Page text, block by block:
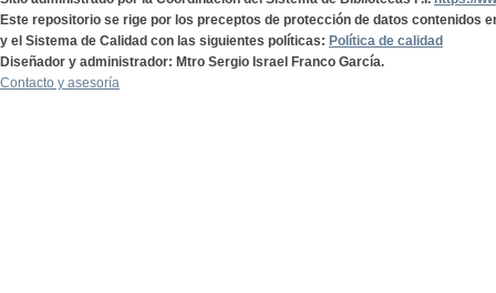
Este repositorio se rige por los preceptos de protección de datos contenidos
y el Sistema de Calidad con las siguientes políticas: Política de calidad
Diseñador y administrador: Mtro Sergio Israel Franco García.
Contacto y asesoría